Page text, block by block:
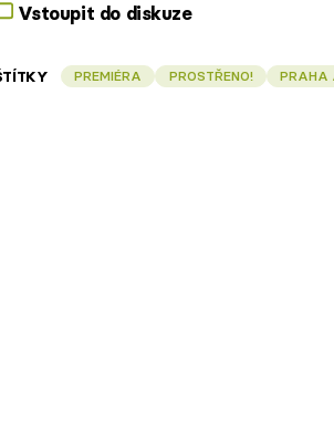
Vstoupit do diskuze
PREMIÉRA PROSTŘENO! PRAHA